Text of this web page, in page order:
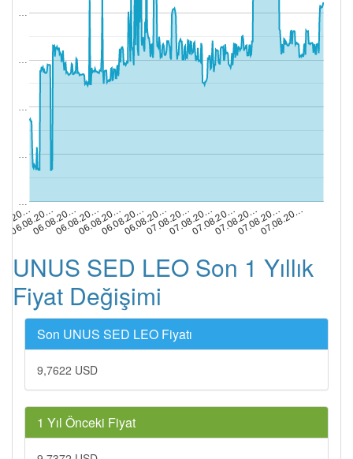
06.08.20…
06.08.20…06.08.20…06.08.20…06.08.20…06.08.20…07.08.20…07.08.20…07.08.20…07.08.20…07.08.20…
07.08.20…
…
…
…
…
UNUS SED LEO Son 1 Yıllık
Fiyat Değişimi
Son UNUS SED LEO Fiyatı
9,7622 USD
1 Yıl Önceki Fiyat